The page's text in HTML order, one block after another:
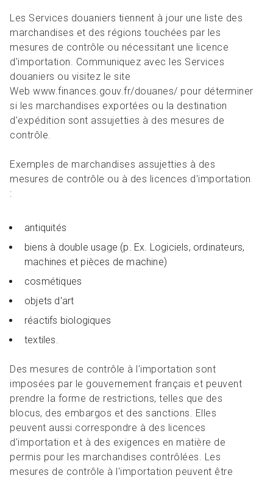
Les Services douaniers tiennent à jour une liste des
marchandises et des régions touchées par les
mesures de contrôle ou nécessitant une licence
d'importation. Communiquez avec les Services
douaniers ou visitez le site
Web www.finances.gouv.fr/douanes/ pour déterminer
si les marchandises exportées ou la destination
d'expédition sont assujetties à des mesures de
contrôle.
Exemples de marchandises assujetties à des
mesures de contrôle ou à des licences d'importation
:
antiquités
biens à double usage (p. Ex. Logiciels, ordinateurs,
machines et pièces de machine)
cosmétiques
objets d'art
réactifs biologiques
textiles.
Des mesures de contrôle à l'importation sont
imposées par le gouvernement français et peuvent
prendre la forme de restrictions, telles que des
blocus, des embargos et des sanctions. Elles
peuvent aussi correspondre à des licences
d'importation et à des exigences en matière de
permis pour les marchandises contrôlées. Les
mesures de contrôle à l'importation peuvent être